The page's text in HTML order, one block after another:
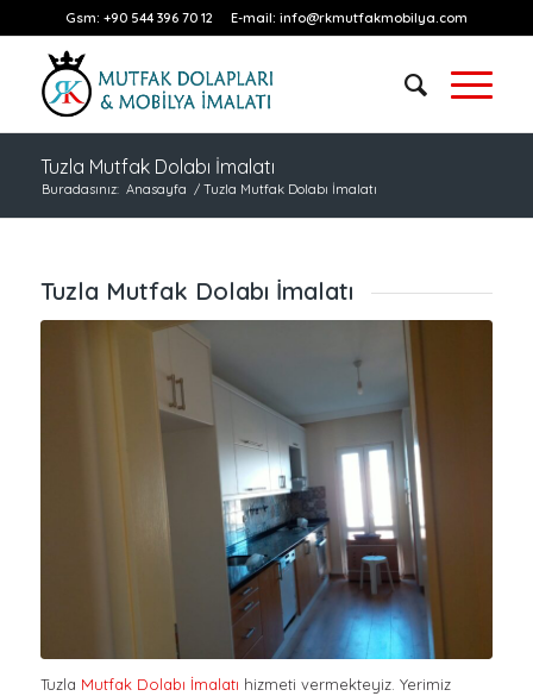
Gsm: +90 544 396 70 12 E-mail: info@rkmutfakmobilya.com
Tuzla Mutfak Dolabı İmalatı
Buradasınız: Anasayfa / Tuzla Mutfak Dolabı İmalatı
Tuzla Mutfak Dolabı İmalatı
Tuzla Mutfak Dolabı İmalatı hizmeti vermekteyiz. Yerimiz